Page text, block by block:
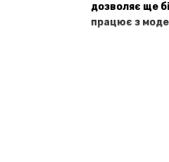
дозволяє ще
працює з